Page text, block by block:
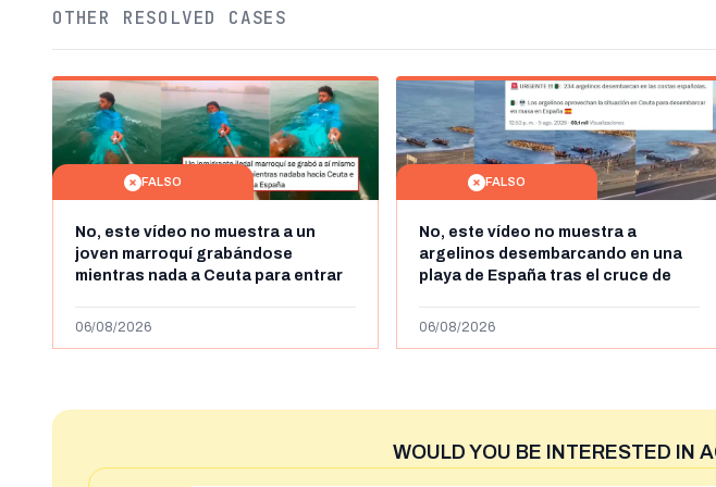
OTHER RESOLVED CASES
FALSO
No, este vídeo no muestra a un
joven marroquí grabándose
mientras nada a Ceuta para entrar
más de 450km de Ceuta y el autor lo
06/08/2026
FALSO
No, este vídeo no muestra a
argelinos desembarcando en una
playa de España tras el cruce de
de julio de 2026: son imágenes de
06/08/2026
WOULD YOU BE INTERESTED IN